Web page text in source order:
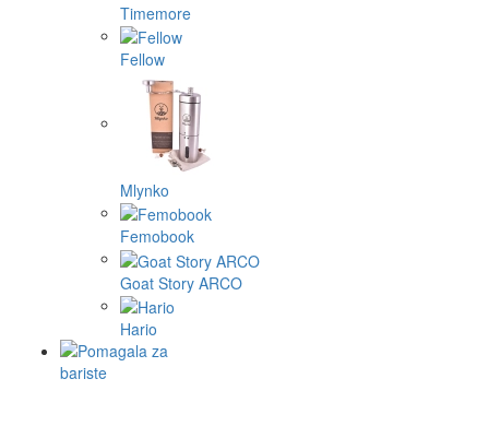
Timemore
Fellow
Mlynko
Femobook
Goat Story ARCO
Hario